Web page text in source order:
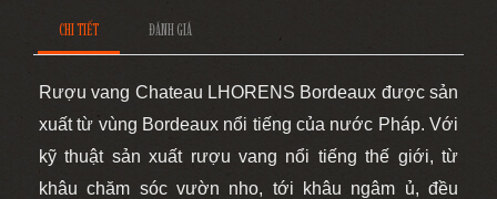
CHI TIẾT ĐÁNH GIÁ
Rượu vang Chateau LHORENS Bordeaux được sản
xuất từ vùng Bordeaux nổi tiếng của nước Pháp. Với
kỹ thuật sản xuất rượu vang nổi tiếng thế giới, từ
khâu chăm sóc vườn nho, tới khâu ngâm ủ, đều